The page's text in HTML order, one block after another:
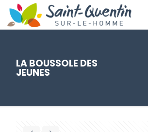
LA BOUSSOLE DES
JEUNES